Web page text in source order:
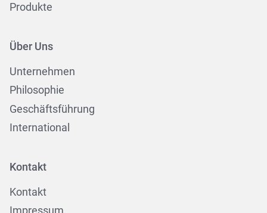
Produkte
Über Uns
Unternehmen
Philosophie
Geschäftsführung
International
Kontakt
Kontakt
Impressum